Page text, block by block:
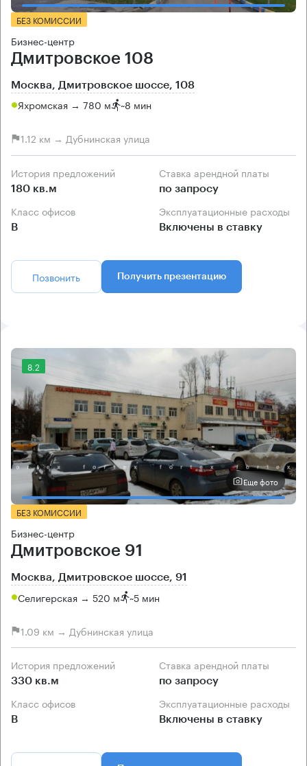
БЕЗ КОМИССИИ
Бизнес-центр
Дмитровское 108
Москва, Дмитровское шоссе, 108
Яхромская → 780 м ~8 мин
1.12 км → Дубнинская улица
История предложений
180 кв.м
Ставка арендной платы
по запросу
Класс офисов
B
Эксплуатационные расходы
Включены в ставку
Позвонить Получить презентацию
8.2
Еще фото
БЕЗ КОМИССИИ
Бизнес-центр
Дмитровское 91
Москва, Дмитровское шоссе, 91
Селигерская → 520 м ~5 мин
1.09 км → Дубнинская улица
История предложений
330 кв.м
Ставка арендной платы
по запросу
Класс офисов
B
Эксплуатационные расходы
Включены в ставку